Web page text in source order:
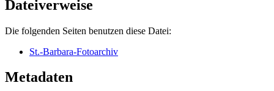
Dateiverweise
Die folgenden Seiten benutzen diese Datei:
St.-Barbara-Fotoarchiv
Metadaten